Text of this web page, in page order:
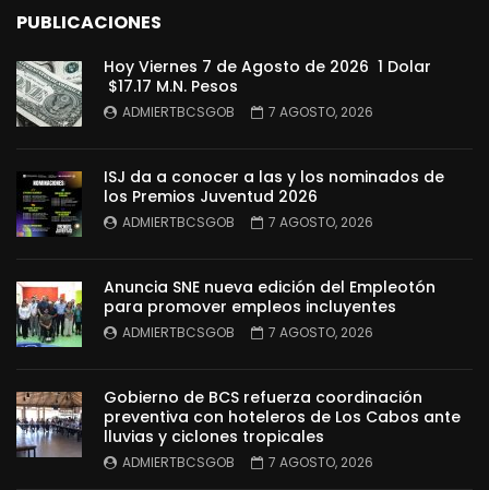
PUBLICACIONES
Hoy Viernes 7 de Agosto de 2026 1 Dolar
$17.17 M.N. Pesos
ADMIERTBCSGOB 7 AGOSTO, 2026
ISJ da a conocer a las y los nominados de
los Premios Juventud 2026
ADMIERTBCSGOB 7 AGOSTO, 2026
Anuncia SNE nueva edición del Empleotón
para promover empleos incluyentes
ADMIERTBCSGOB 7 AGOSTO, 2026
Gobierno de BCS refuerza coordinación
preventiva con hoteleros de Los Cabos ante
lluvias y ciclones tropicales
ADMIERTBCSGOB 7 AGOSTO, 2026